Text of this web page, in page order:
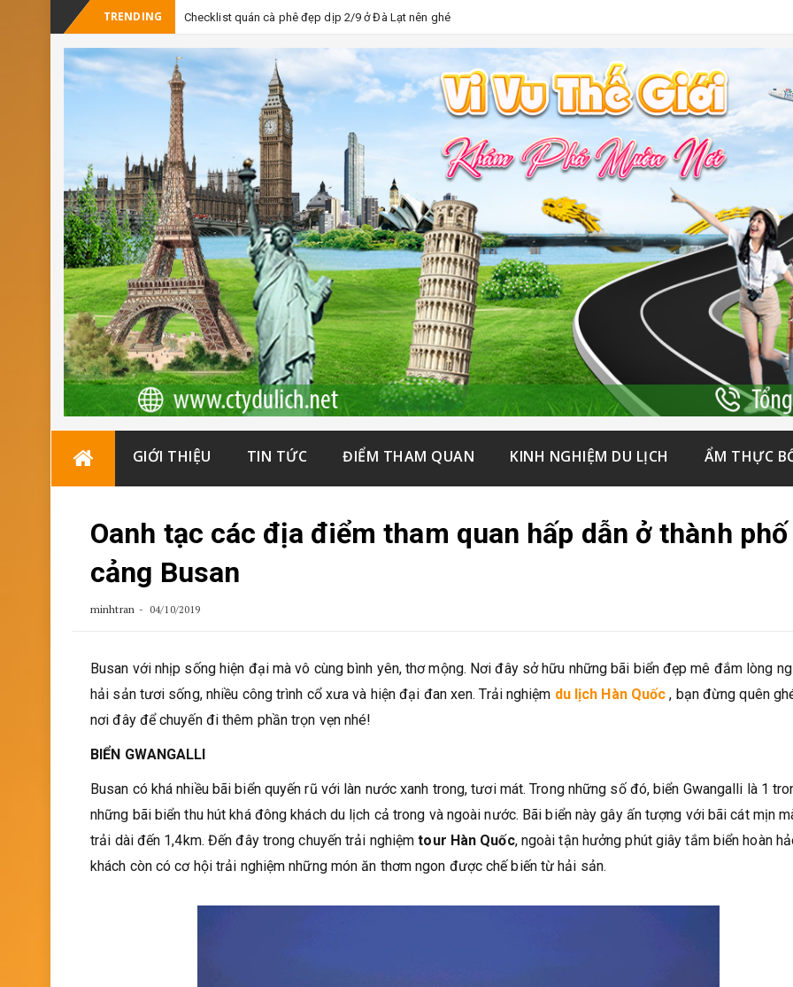
TRENDING Checklist quán cà phê đẹp dịp 2/9 ở Đà Lạt nên ghé
GIỚI THIỆU TIN TỨC ĐIỂM THAM QUAN KINH NGHIỆM DU LỊCH ẨM THỰC
Oanh tạc các địa điểm tham quan hấp dẫn ở thành phố
cảng Busan
minhtran 04/10/2019
Busan với nhịp sống hiện đại mà vô cùng bình yên, thơ mộng. Nơi đây sở hữu những bãi biển đẹp mê đắm lòng
hải sản tươi sống, nhiều công trình cổ xưa và hiện đại đan xen. Trải nghiệm du lịch Hàn Quốc , bạn đừng quên
nơi đây để chuyến đi thêm phần trọn vẹn nhé!
BIỂN GWANGALLI
Busan có khá nhiều bãi biển quyến rũ với làn nước xanh trong, tươi mát. Trong những số đó, biển Gwangalli là 1
những bãi biển thu hút khá đông khách du lịch cả trong và ngoài nước. Bãi biển này gây ấn tượng với bãi cát mịn
trải dài đến 1,4km. Đến đây trong chuyến trải nghiệm tour Hàn Quốc, ngoài tận hưởng phút giây tắm biển hoàn
khách còn có cơ hội trải nghiệm những món ăn thơm ngon được chế biến từ hải sản.